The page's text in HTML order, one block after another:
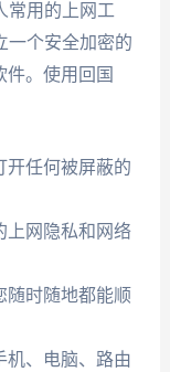
常用的上网工
一个安全加密的
件。使用回国
开任何被屏蔽的
上网隐私和网络
随时随地都能顺
机、电脑、路由